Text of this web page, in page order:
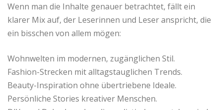
Wenn man die Inhalte genauer betrachtet, fällt ein
klarer Mix auf, der Leserinnen und Leser anspricht, die
ein bisschen von allem mögen:
Wohnwelten im modernen, zugänglichen Stil.
Fashion-Strecken mit alltagstauglichen Trends.
Beauty-Inspiration ohne übertriebene Ideale.
Persönliche Stories kreativer Menschen.